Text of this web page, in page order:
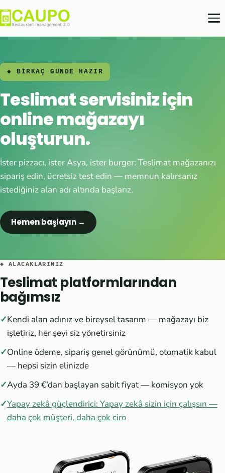
◆ BİRKAÇ GÜNDE HAZIR
Teslimat servisiniz için
online mağazayı
oluşturun.
İster pizzacı, ister Asya, ister burger: Teslimat mağazanızı
sipariş edin, ücretsiz test edin — memnun kalırsanız
istediğiniz alan adı altında başlarız.
Hemen başlayın →
◆ ALACAKLARINIZ
Teslimat platformlarından
bağımsız
Kendi alan adınız ve bireysel tasarım — mağazayı biz
işletiriz, her şeyi siz yönetirsiniz
Online ödeme, sipariş genel görünümü, otomatik kabul
— hepsi sizin elinizde
Ayda 39 €’dan başlayan sabit fiyat — komisyon yok
Yapay zekâ güçlendirici: Yapay zekâ sizin için çalışsın —
daha çok müşteri, daha çok ciro